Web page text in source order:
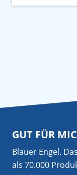
GUT FÜR
Blauer Engel.
als 70.000